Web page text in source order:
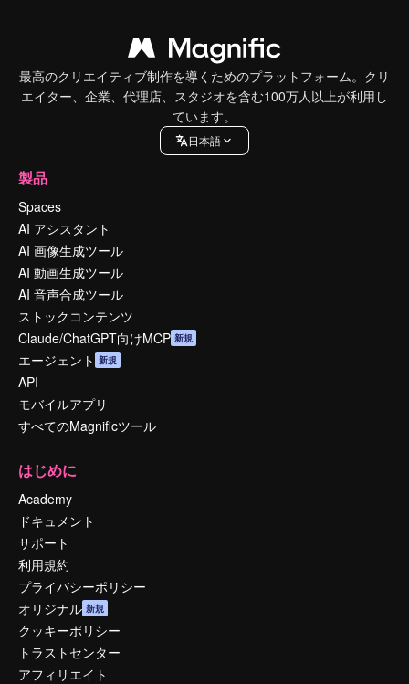
最高のクリエイティブ制作を導くためのプラットフォーム。クリ
エイター、企業、代理店、スタジオを含む100万人以上が利用し
ています。
日本語
製品
Spaces
AI アシスタント
AI 画像生成ツール
AI 動画生成ツール
AI 音声合成ツール
ストックコンテンツ
Claude/ChatGPT向けMCP 新規
エージェント 新規
API
モバイルアプリ
すべてのMagnificツール
はじめに
Academy
ドキュメント
サポート
利用規約
プライバシーポリシー
オリジナル 新規
クッキーポリシー
トラストセンター
アフィリエイト